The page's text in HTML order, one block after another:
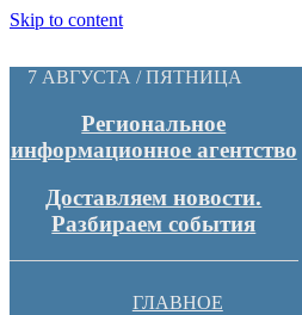
Skip to content
7 АВГУСТА / ПЯТНИЦА
Региональное
информационное агентство
Доставляем новости.
Разбираем события
ГЛАВНОЕ